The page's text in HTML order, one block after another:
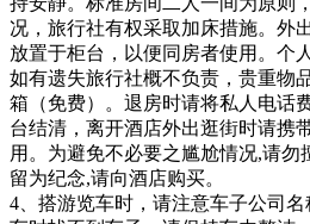
况，旅行社有权采取加床措施。外
放置于柜台，以便同房者使用。个
如有遗失旅行社概不负责，贵重物
箱（免费）。退房时请将私人电话
台结清，离开酒店外出逛街时请携
用。为避免不必要之尴尬情况,请勿
留为纪念,请向酒店购买。
4、搭游览车时，请注意车子公司